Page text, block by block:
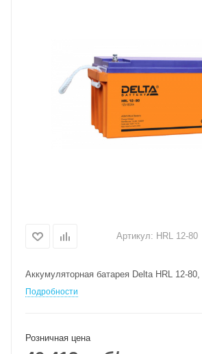
Артикул: HRL 12-80
Аккумуляторная батарея Delta HRL 12-
Подробности
Розничная цена